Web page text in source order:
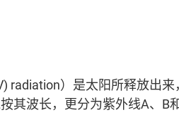
radiation）是太阳所释放出
其波长，更分为紫外线A、B